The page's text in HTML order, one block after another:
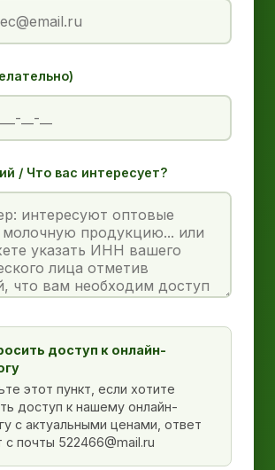
/ Что вас интересует?
доступ к онлайн-
этот пункт, если хотите
доступ к нашему онлайн-
с актуальными ценами, ответ
с почты 522466@mail.ru